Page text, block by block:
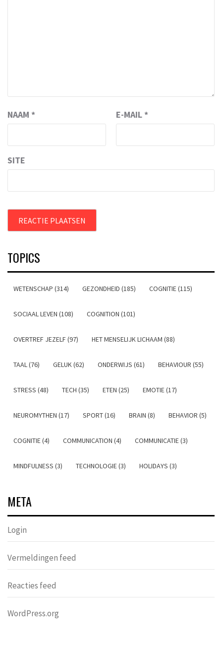
NAAM * E-MAIL *
SITE
TOPICS
WETENSCHAP (314) GEZONDHEID (185) COGNITIE (115)
SOCIAAL LEVEN (108) COGNITION (101)
OVERTREF JEZELF (97) HET MENSELIJK LICHAAM (88)
TAAL (76) GELUK (62) ONDERWIJS (61) BEHAVIOUR (55)
STRESS (48) TECH (35) ETEN (25) EMOTIE (17)
NEUROMYTHEN (17) SPORT (16) BRAIN (8) BEHAVIOR (5)
COGNITIE (4) COMMUNICATION (4) COMMUNICATIE (3)
MINDFULNESS (3) TECHNOLOGIE (3) HOLIDAYS (3)
META
Login
Vermeldingen feed
Reacties feed
WordPress.org